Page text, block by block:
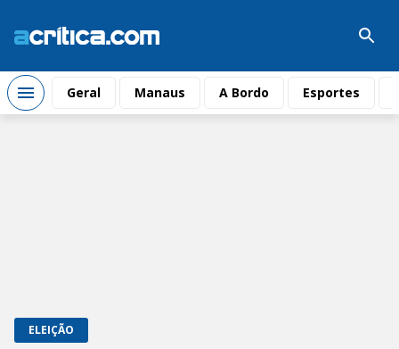
Geral Manaus A Bordo Esportes
ELEIÇÃO